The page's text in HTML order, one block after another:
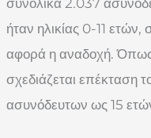
συνολικά 2.037
ήταν ηλικίας 0-11
αφορά η αναδοχή.
σχεδιάζεται επέκταση
ασυνόδευτων ως 15